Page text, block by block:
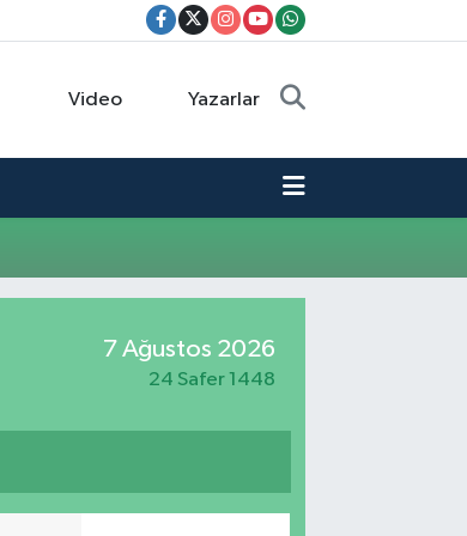
Video Yazarlar
7 Ağustos 2026
24 Safer 1448